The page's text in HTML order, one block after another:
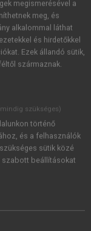
of
reports. The
from these
and
and action
megismerésével a
meg, és
alkalommal láthat
és hirdetőkkel
Ezek állandó sütik,
származnak.
szükséges)
történő
és a felhasználók
sütik közé
beállításokat